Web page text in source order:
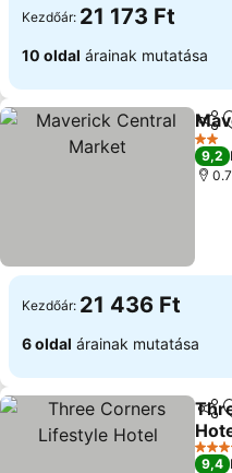
Kezdőár: 21 173 Ft
10 oldal árainak mutatása
2
9,2
Kezdőár: 21 436 Ft
6 oldal árainak mutatása
4
9,4